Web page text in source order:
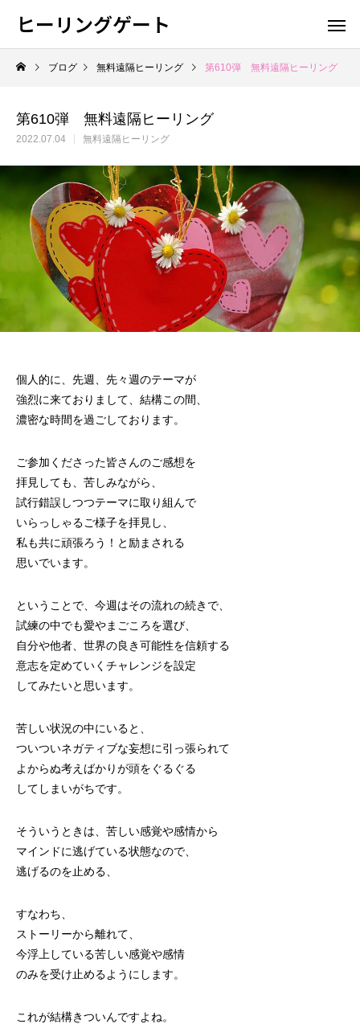
ヒーリングゲート
ブログ 無料遠隔ヒーリング 第610弾 無料遠隔ヒーリング
第610弾 無料遠隔ヒーリング
2022.07.04 無料遠隔ヒーリング
個人的に、先週、先々週のテーマが
強烈に来ておりまして、結構この間、
濃密な時間を過ごしております。
ご参加くださった皆さんのご感想を
拝見しても、苦しみながら、
試行錯誤しつつテーマに取り組んで
いらっしゃるご様子を拝見し、
私も共に頑張ろう！と励まされる
思いでいます。
ということで、今週はその流れの続きで、
試練の中でも愛やまごころを選び、
自分や他者、世界の良き可能性を信頼する
意志を定めていくチャレンジを設定
してみたいと思います。
苦しい状況の中にいると、
ついついネガティブな妄想に引っ張られて
よからぬ考えばかりが頭をぐるぐる
してしまいがちです。
そういうときは、苦しい感覚や感情から
マインドに逃げている状態なので、
逃げるのを止める、
すなわち、
ストーリーから離れて、
今浮上している苦しい感覚や感情
のみを受け止めるようにします。
これが結構きついんですよね。